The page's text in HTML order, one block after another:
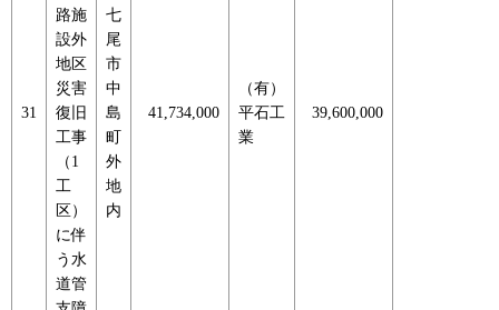
31
路施
設外
地区
災害
復旧
工事
（1
工
区）
に伴
う水
道管
七
尾
市
中
島
町
外
地
内
41,734,000
（有）
平石工
業
39,600,000